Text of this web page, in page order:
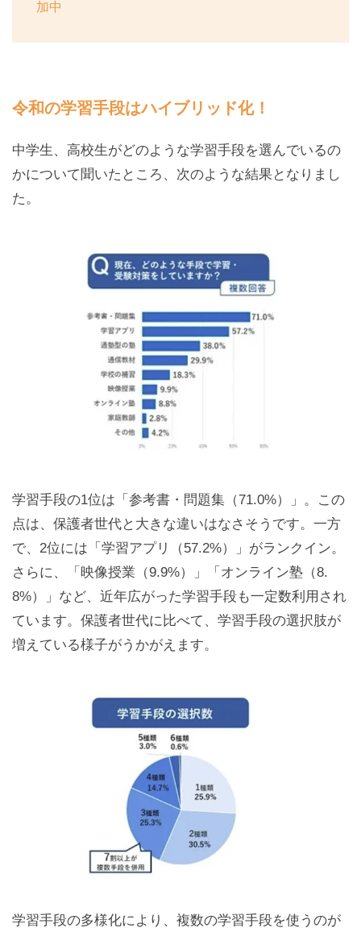
加中
令和の学習手段はハイブリッド化！
中学生、高校生がどのような学習手段を選んでいるの
かについて聞いたところ、次のような結果となりまし
た。
学習手段の1位は「参考書・問題集（71.0%）」。この
点は、保護者世代と大きな違いはなさそうです。一方
で、2位には「学習アプリ（57.2%）」がランクイン。
さらに、「映像授業（9.9%）」「オンライン塾（8.
8%）」など、近年広がった学習手段も一定数利用され
ています。保護者世代に比べて、学習手段の選択肢が
増えている様子がうかがえます。
学習手段の多様化により、複数の学習手段を使うのが